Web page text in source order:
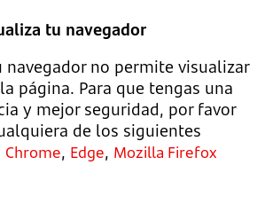
tu navegador
navegador no permite visualizar
página. Para que tengas una
y mejor seguridad, por favor
de los siguientes
Chrome, Edge, Mozilla Firefox